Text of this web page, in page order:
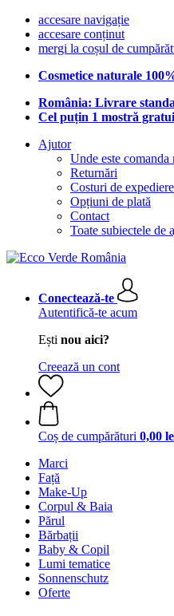
accesare navigație
accesare conținut
mergi la coșul de
Cosmetice naturale
România: Livrare
Cel puțin 1 mostră
Ajutor
Unde este comanda
Returnări
Costuri de expediere
Opțiuni de plată
Contact
Toate subiectele de
Conectează-te
Autentifică-te acum
Ești nou aici?
Creează un cont
Coș de cumpărături 0,00
Marci
Față
Make-Up
Corpul & Baia
Părul
Bărbații
Baby & Copil
Lumi tematice
Sonnenschutz
Oferte